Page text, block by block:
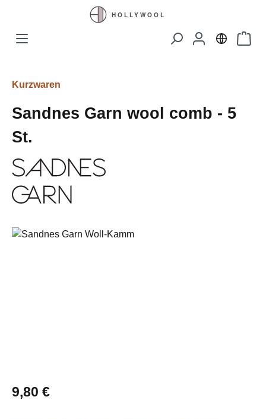
Zum Hauptinhalt springen
Kurzwaren
Sandnes Garn wool comb - 5
St.
Bildergalerie überspringen
Regulärer Preis:
9,80 €